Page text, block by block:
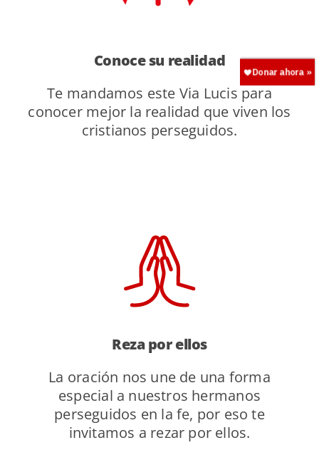
Conoce su realidad
Te mandamos este Via Lucis para
conocer mejor la realidad que viven los
cristianos perseguidos.
Reza por ellos
La oración nos une de una forma
especial a nuestros hermanos
perseguidos en la fe, por eso te
invitamos a rezar por ellos.